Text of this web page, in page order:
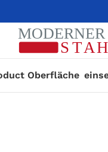
Oberfläche